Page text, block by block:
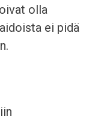
olla
ei pidä